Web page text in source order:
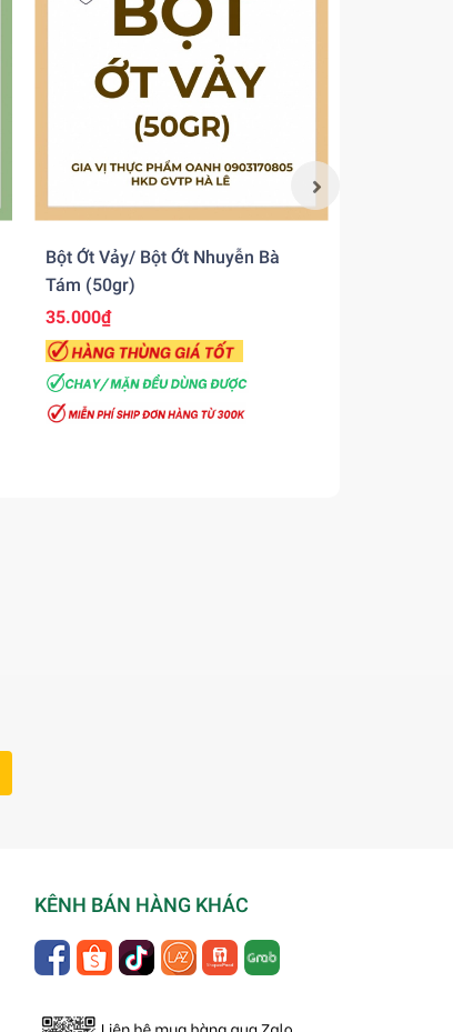
Bột Ớt Vảy/ Bột Ớt Nhuyễn Bà
Tám (50gr)
35.000₫
KÊNH BÁN HÀNG KHÁC